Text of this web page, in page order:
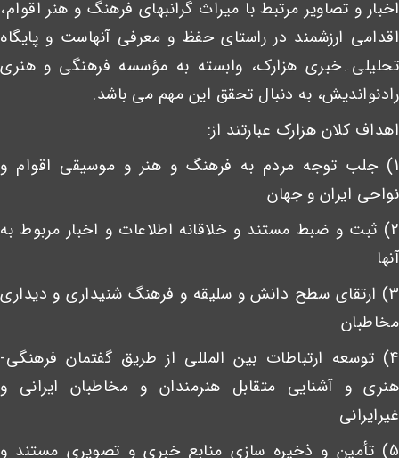
اخبار و تصاویر مرتبط با میراث گرانبهای فرهنگ و هنر اقوام،
اقدامی ارزشمند در راستای حفظ و معرفی آنهاست و پایگاه
تحلیلی۔خبری هزارک، وابسته به مؤسسه فرهنگی و هنری
رادنواندیش، به دنبال تحقق این مهم می باشد.
اهداف کلان هزارک عبارتند از:
1) جلب توجه مردم به فرهنگ و هنر و موسیقی اقوام و
نواحی ایران و جهان
2) ثبت و ضبط مستند و خلاقانه اطلاعات و اخبار مربوط به
آنها
3) ارتقای سطح دانش و سلیقه و فرهنگ شنیداری و دیداری
مخاطبان
4) توسعه ارتباطات بین المللی از طریق گفتمان فرهنگی-
هنری و آشنایی متقابل هنرمندان و مخاطبان ایرانی و
غیرایرانی
5) تأمین و ذخیره سازی منابع خبری و تصویری مستند و